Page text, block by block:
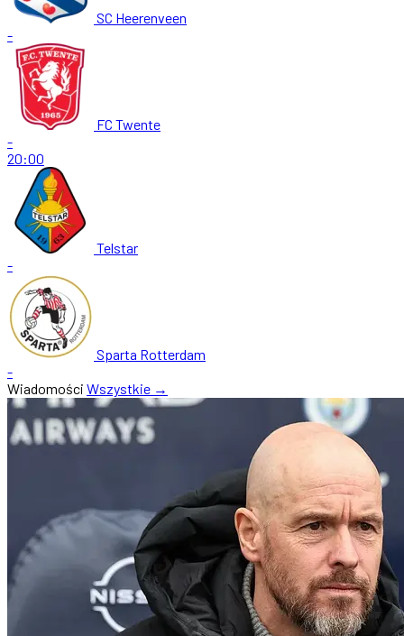
SC Heerenveen
-
FC Twente
-
20:00
Telstar
-
Sparta Rotterdam
-
Wiadomości Wszystkie →